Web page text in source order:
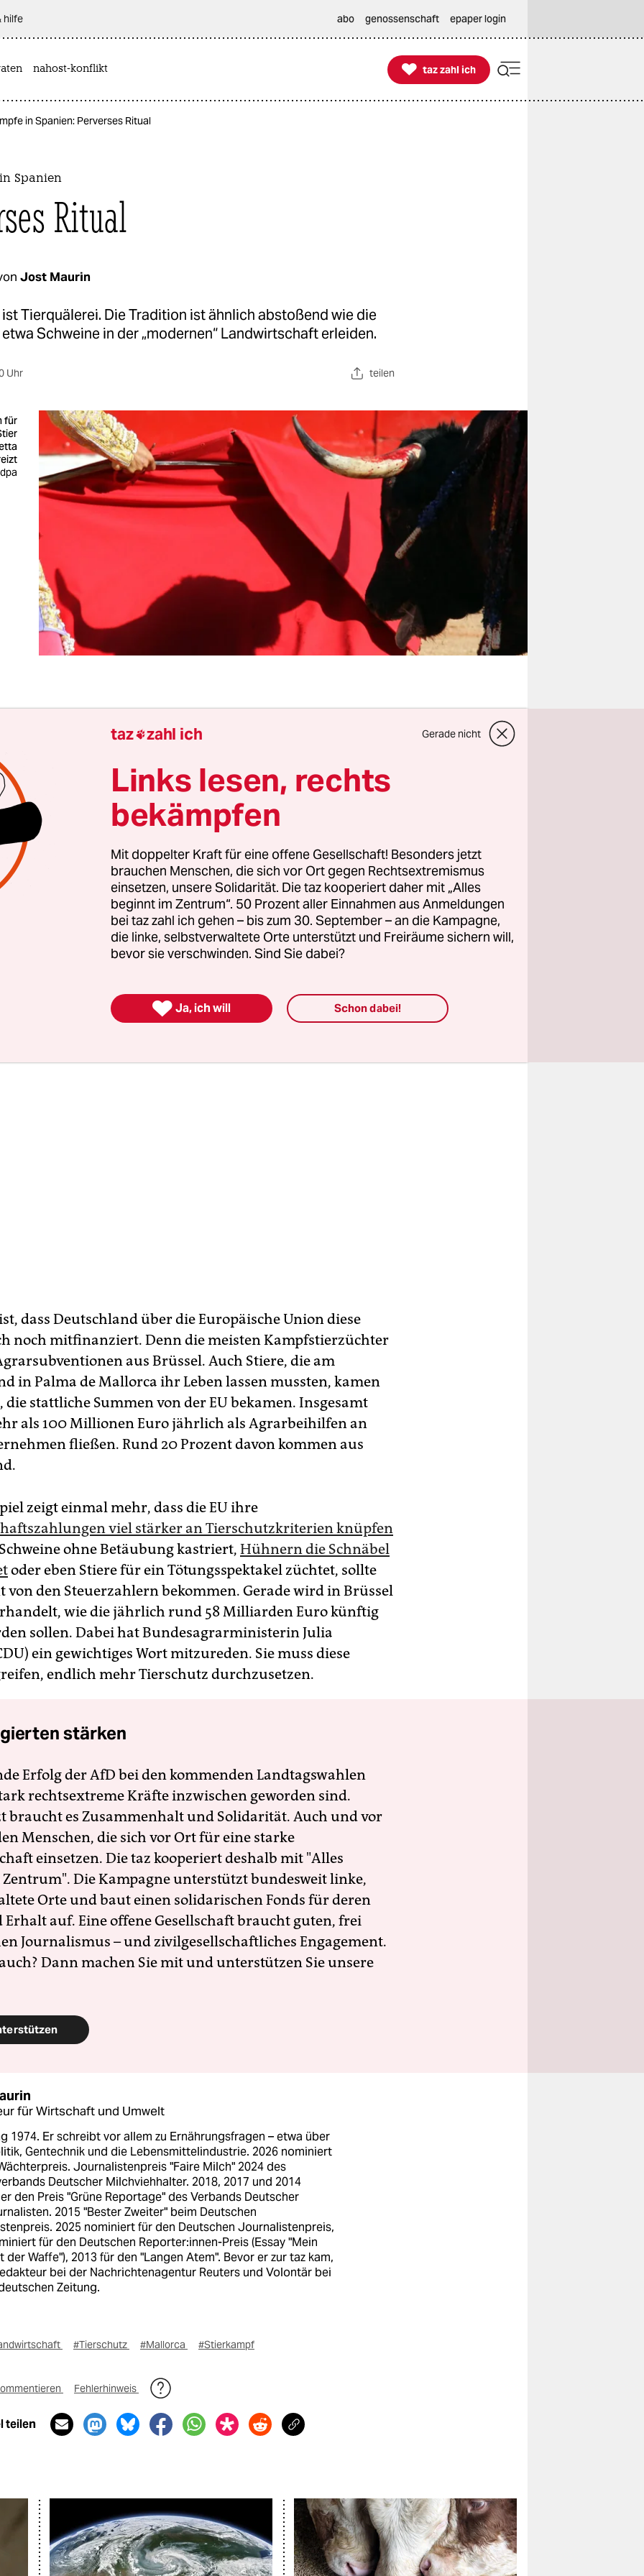
hilfe abo genossenschaft epaper login
nahost-konflikt 
taz zahl ich
taz zahl ich
in Spanien: Perverses Ritual
Spanien
Ritual
Jost Maurin
Tierquälerei. Die Tradition ist ähnlich abstoßend wie die
Schweine in der „modernen“ Landwirtschaft erleiden.
Uhr teilen
für
ist Tierquälerei, die durch nichts zu rechtfertigen ist.
das
auf Mallorca gezeigt: Nur zum morbiden Spaß des
Tieren erst Spieße in den Rücken gerammt, von
aus eine Lanze ins Fleisch gestoßen, sie wurden mit
Tüchern gereizt, umherzuspringen und den Kopf zu
sich ihre Verletzungen vergrößern. Und schließlich
einen Stich mit einem Degen ins Herz getötet – was
Fall erst beim fünften Anlauf klappte.
Ritual ist ähnlich abstoßend wie die Qualen, die etwa
der „modernen“ Landwirtschaft erleiden müssen. Die
dass Kampfstiere anders als die meisten Rinder Auslauf
haben. Denn der Tod dieser Tiere bleibt völlig unnötig.
dass Deutschland über die Europäische Union diese
noch mitfinanziert. Denn die meisten Kampfstierzüchter
aus Brüssel. Auch Stiere, die am
in Palma de Mallorca ihr Leben lassen mussten, kamen
die stattliche Summen von der EU bekamen. Insgesamt
als 100 Millionen Euro jährlich als Agrarbeihilfen an
fließen. Rund 20 Prozent davon kommen aus
zeigt einmal mehr, dass die EU ihre
viel stärker an Tierschutzkriterien knüpfen
ohne Betäubung kastriert, Hühnern die Schnäbel
oder eben Stiere für ein Tötungsspektakel züchtet, sollte
von den Steuerzahlern bekommen. Gerade wird in Brüssel
wie die jährlich rund 58 Milliarden Euro künftig
sollen. Dabei hat Bundesagrarministerin Julia
ein gewichtiges Wort mitzureden. Sie muss diese
endlich mehr Tierschutz durchzusetzen.
stärken
Erfolg der AfD bei den kommenden Landtagswahlen
rechtsextreme Kräfte inzwischen geworden sind.
braucht es Zusammenhalt und Solidarität. Auch und vor
Menschen, die sich vor Ort für eine starke
einsetzen. Die taz kooperiert deshalb mit "Alles
Die Kampagne unterstützt bundesweit linke,
Orte und baut einen solidarischen Fonds für deren
Erhalt auf. Eine offene Gesellschaft braucht guten, frei
Journalismus – und zivilgesellschaftliches Engagement.
Dann machen Sie mit und unterstützen Sie unsere
für Wirtschaft und Umwelt
1974. Er schreibt vor allem zu Ernährungsfragen – etwa über
Gentechnik und die Lebensmittelindustrie. 2026 nominiert
Journalistenpreis "Faire Milch" 2024 des
Deutscher Milchviehhalter. 2018, 2017 und 2014
den Preis "Grüne Reportage" des Verbands Deutscher
2015 "Bester Zweiter" beim Deutschen
2025 nominiert für den Deutschen Journalistenpreis,
für den Deutschen Reporter:innen-Preis (Essay "Mein
der Waffe"), 2013 für den "Langen Atem". Bevor er zur taz kam,
bei der Nachrichtenagentur Reuters und Volontär bei
Zeitung.
#Tierschutz #Mallorca #Stierkampf
Fehlerhinweis
teilen
taz zahl ich Gerade nicht
Links lesen, rechts
bekämpfen
Mit doppelter Kraft für eine offene Gesellschaft! Besonders jetzt
brauchen Menschen, die sich vor Ort gegen Rechtsextremismus
einsetzen, unsere Solidarität. Die taz kooperiert daher mit „Alles
beginnt im Zentrum“. 50 Prozent aller Einnahmen aus Anmeldungen
bei taz zahl ich gehen – bis zum 30. September – an die Kampagne,
die linke, selbstverwaltete Orte unterstützt und Freiräume sichern will,
bevor sie verschwinden. Sind Sie dabei?
 Ja, ich will Schon dabei!